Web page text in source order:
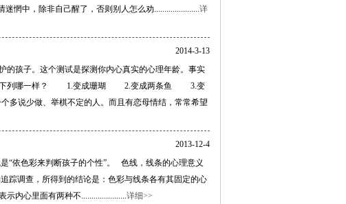
惘中，除非自己醒了，否则别人怎么劝......................详
2014-3-13
的孩子。这个测试是探测你内心真实的心理年龄。事实
变成下列哪一样？ 1.变成珊瑚 2.变成两条鱼 3.变
做、举棋不定的人。而且有恋母情结，常常希望
2013-12-4
“依色彩来判断孩子的个性”。 色线，线条的心理意义
踪调查，所得到的结论是：色彩与线条各有其固定的心
内心里面有两种不......................详细>>